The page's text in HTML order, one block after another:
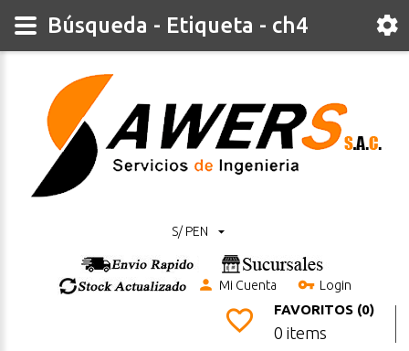
S/ PEN
Mi Cuenta Login
FAVORITOS (0)
0 items
Búsqueda - Etiqueta - ch4